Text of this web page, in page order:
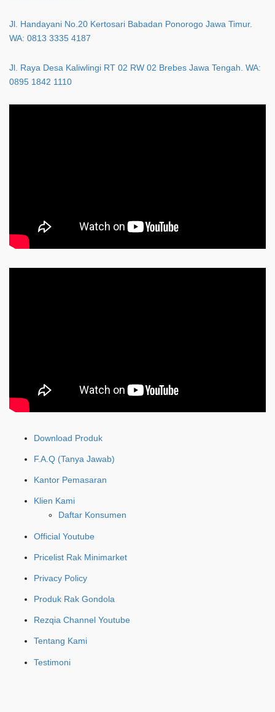
Jl. Handayani No.20 Kertosari Babadan Ponorogo Jawa Timur.
WA: 0813 3335 4187
Jl. Raya Desa Kaliwlingi RT 02 RW 02 Brebes Jawa Tengah. WA:
0895 1842 1110
Download Produk
F.A.Q (Tanya Jawab)
Kantor Pemasaran
Klien Kami
Daftar Konsumen
Official Youtube
Pricelist Rak Minimarket
Privacy Policy
Produk Rak Gondola
Rezqia Channel Youtube
Tentang Kami
Testimoni